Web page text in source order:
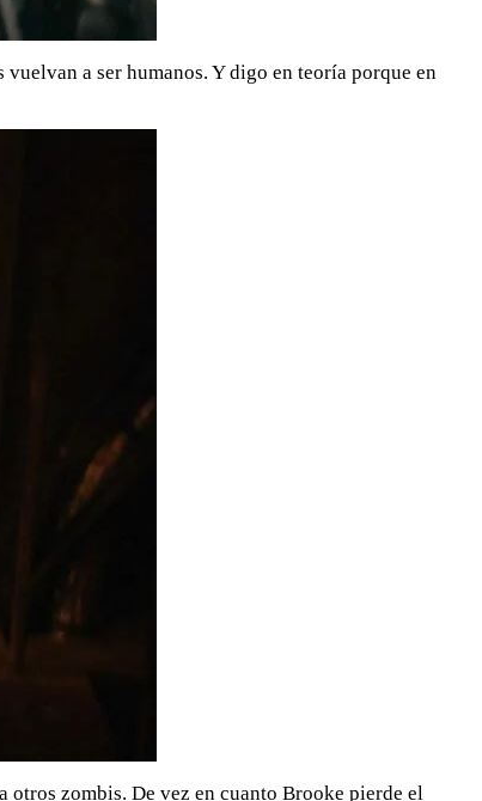
a ser humanos. Y digo en teoría porque en
otros zombis. De vez en cuanto Brooke pierde el